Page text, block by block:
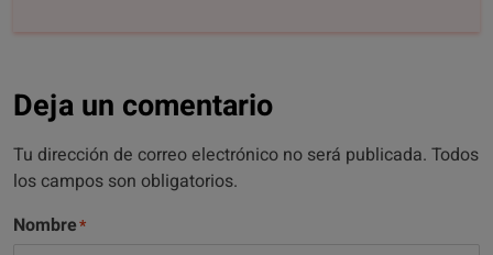
Deja un comentario
Tu dirección de correo electrónico no será publicada. Todos
los campos son obligatorios.
Nombre